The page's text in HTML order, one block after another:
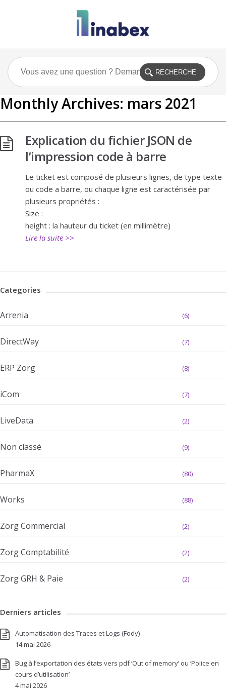
Monthly Archives: mars 2021
Explication du fichier JSON de
l’impression code à barre
Le ticket est composé de plusieurs lignes, de type texte
ou code a barre, ou chaque ligne est caractérisée par
plusieurs propriétés :
Size :
height : la hauteur du ticket (en millimètre)
Lire la suite >>
Categories
Arrenia (6)
DirectWay (7)
ERP Zorg (8)
iCom (7)
LiveData (2)
Non classé (9)
PharmaX (80)
Works (88)
Zorg Commercial (2)
Zorg Comptabilité (2)
Zorg GRH & Paie (2)
Derniers articles
Automatisation des Traces et Logs (Fody)
14 mai 2026
Bug à l’exportation des états vers pdf ‘Out of memory’ ou ‘Police en
cours d’utilisation’
4 mai 2026